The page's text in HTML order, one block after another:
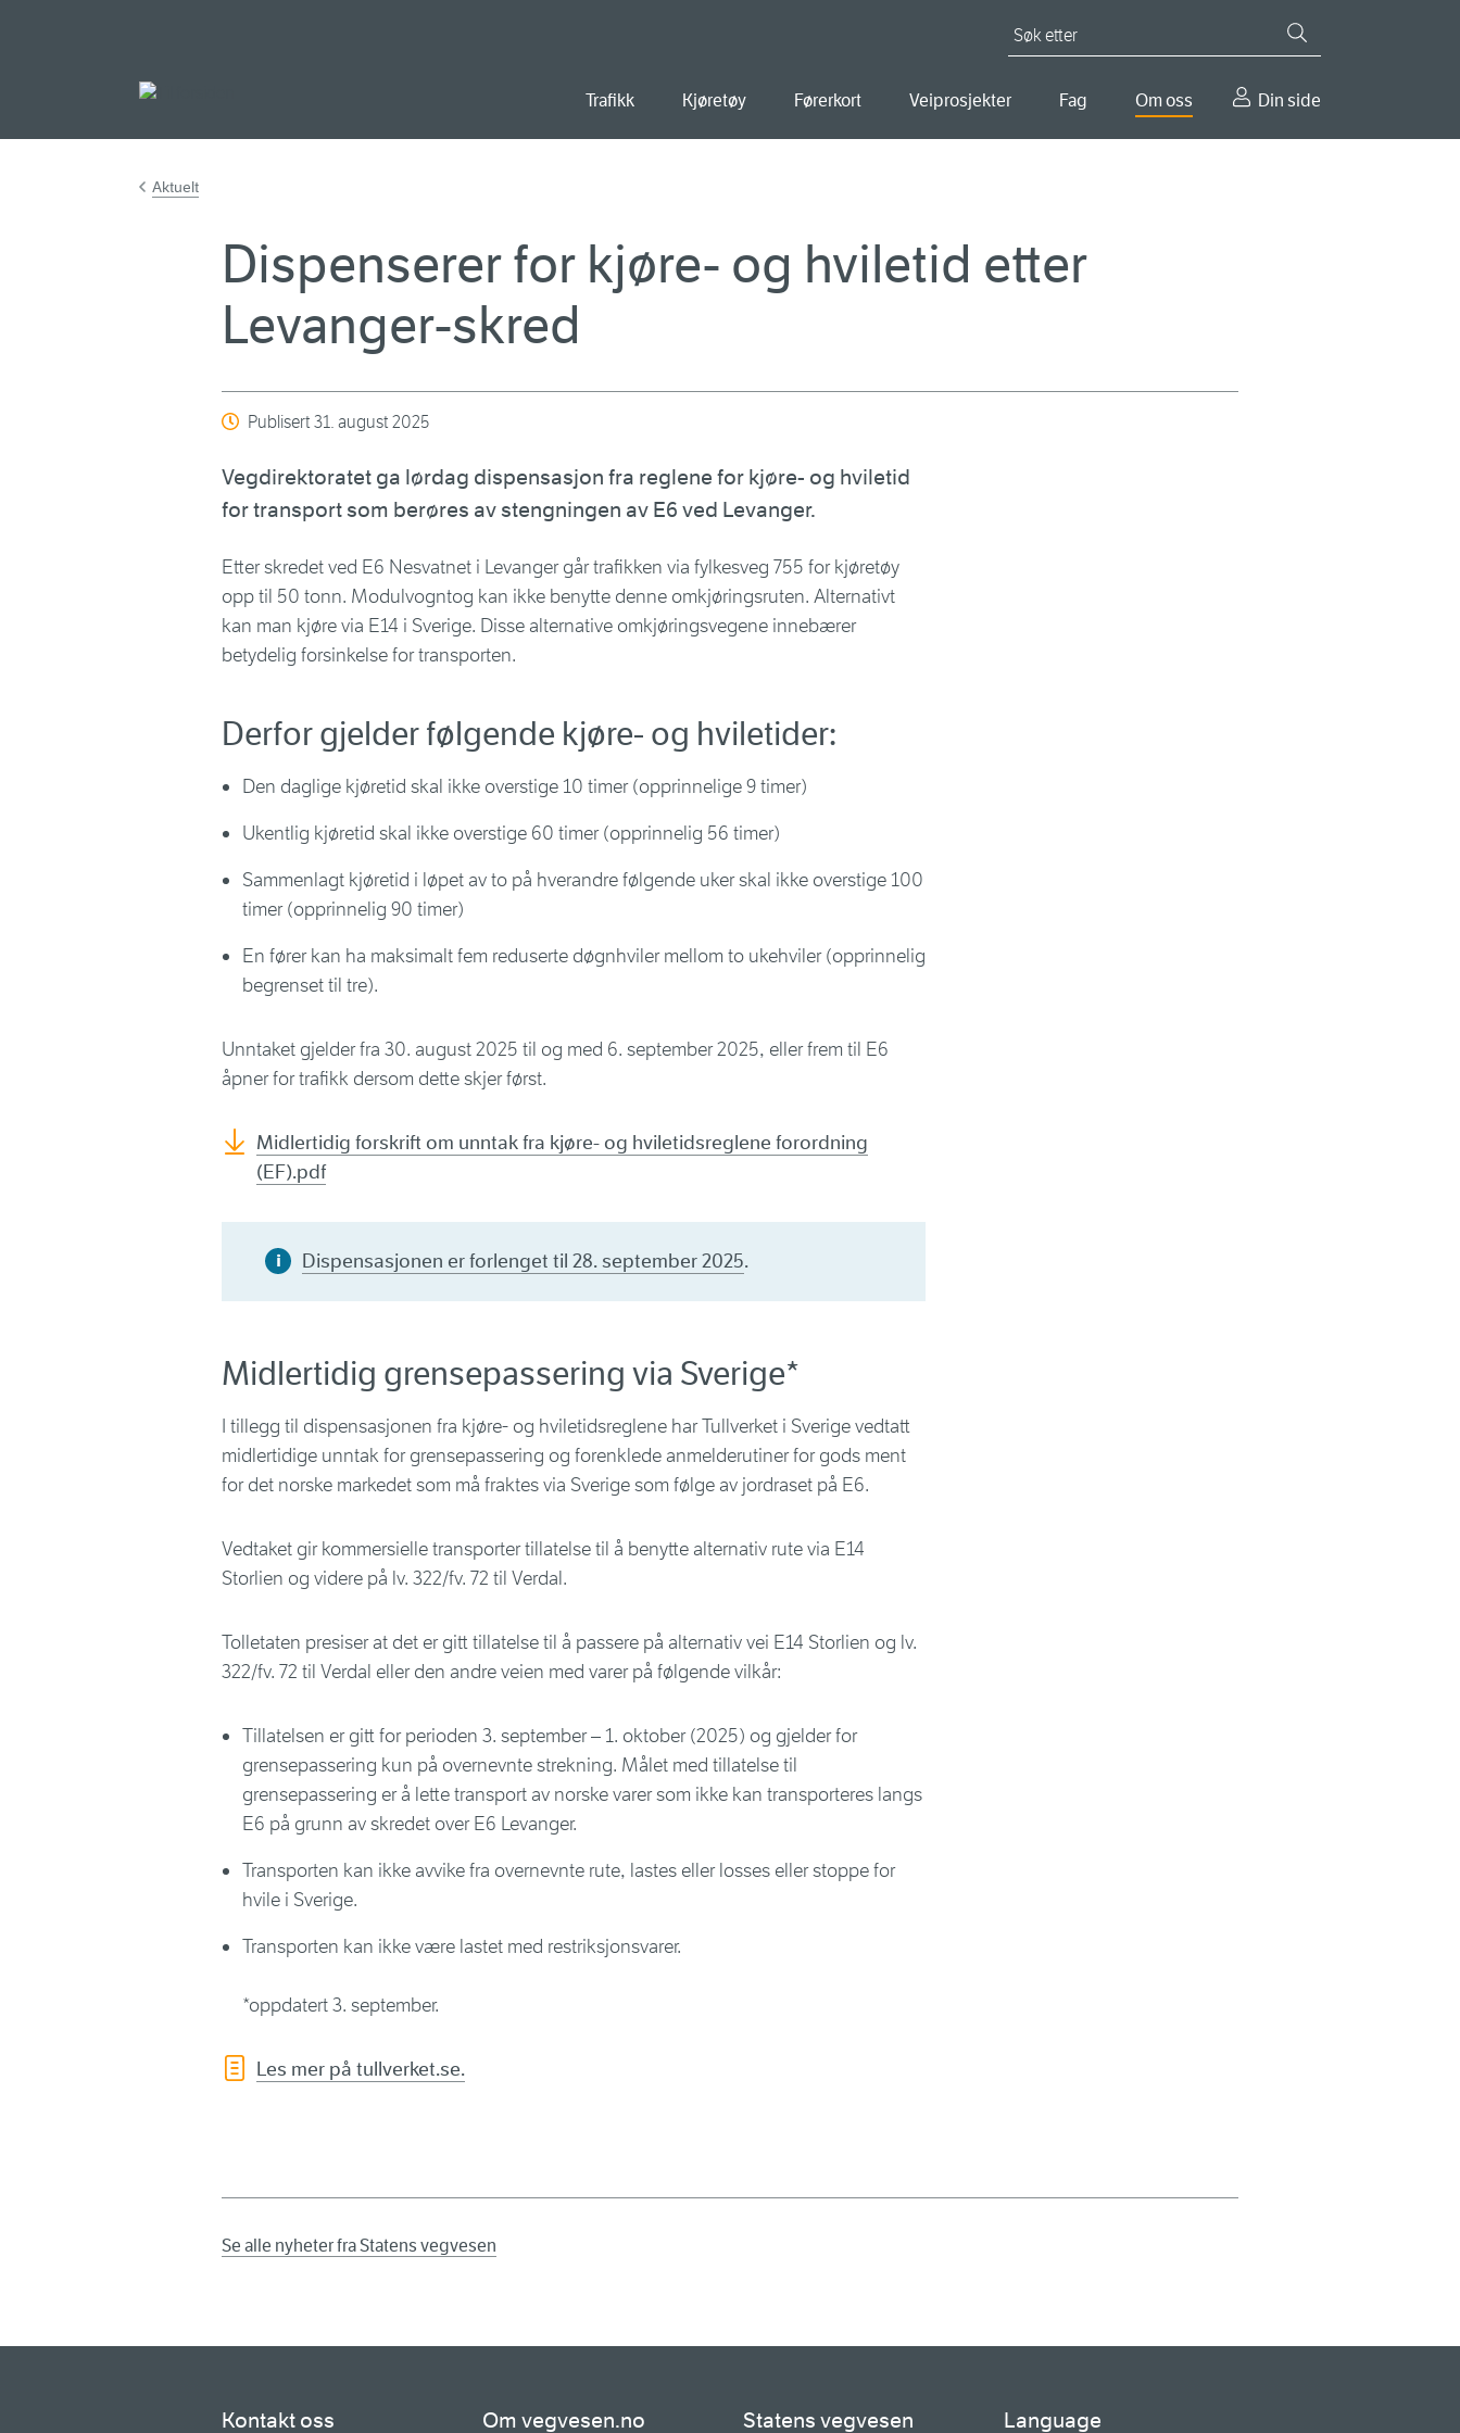
Trafikk Kjøretøy Førerkort Veiprosjekter Fag Om oss Din side
Aktuelt
Dispenserer for kjøre- og hviletid etter
Levanger-skred
Publisert31. august 2025
Vegdirektoratet ga lørdag dispensasjon fra reglene for kjøre- og hviletid
for transport som berøres av stengningen av E6 ved Levanger.
Etter skredet ved E6 Nesvatnet i Levanger går trafikken via fylkesveg 755 for kjøretøy
opp til 50 tonn. Modulvogntog kan ikke benytte denne omkjøringsruten. Alternativt
kan man kjøre via E14 i Sverige. Disse alternative omkjøringsvegene innebærer
betydelig forsinkelse for transporten.
Derfor gjelder følgende kjøre- og hviletider:
Den daglige kjøretid skal ikke overstige 10 timer (opprinnelige 9 timer)
Ukentlig kjøretid skal ikke overstige 60 timer (opprinnelig 56 timer)
Sammenlagt kjøretid i løpet av to på hverandre følgende uker skal ikke overstige 100
timer (opprinnelig 90 timer)
En fører kan ha maksimalt fem reduserte døgnhviler mellom to ukehviler (opprinnelig
begrenset til tre).
Unntaket gjelder fra 30. august 2025 til og med 6. september 2025, eller frem til E6
åpner for trafikk dersom dette skjer først.
Midlertidig forskrift om unntak fra kjøre- og hviletidsreglene forordning
(EF).pdf
Dispensasjonen er forlenget til 28. september 2025.
Midlertidig grensepassering via Sverige*
I tillegg til dispensasjonen fra kjøre- og hviletidsreglene har Tullverket i Sverige vedtatt
midlertidige unntak for grensepassering og forenklede anmelderutiner for gods ment
for det norske markedet som må fraktes via Sverige som følge av jordraset på E6.
Vedtaket gir kommersielle transporter tillatelse til å benytte alternativ rute via E14
Storlien og videre på lv. 322/fv. 72 til Verdal.
Tolletaten presiser at det er gitt tillatelse til å passere på alternativ vei E14 Storlien og lv.
322/fv. 72 til Verdal eller den andre veien med varer på følgende vilkår:
Tillatelsen er gitt for perioden 3. september – 1. oktober (2025) og gjelder for
grensepassering kun på overnevnte strekning. Målet med tillatelse til
grensepassering er å lette transport av norske varer som ikke kan transporteres langs
E6 på grunn av skredet over E6 Levanger.
Transporten kan ikke avvike fra overnevnte rute, lastes eller losses eller stoppe for
hvile i Sverige.
Transporten kan ikke være lastet med restriksjonsvarer.
*oppdatert 3. september.
Les mer på tullverket.se.
Se alle nyheter fra Statens vegvesen
Kontakt oss Om vegvesen.no Statens vegvesen Language